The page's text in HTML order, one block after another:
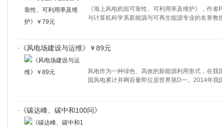
《海上风电机组可靠性、可利用率及维护》，作
与计算机科学系新能源与可再生能源专业的名誉教
· 《风电场建设与运维》￥89元
风电作为一种绿色、高效的新能源利用形式，在我
国风电累计并网容量即位居世界第D一。2014年我
· 《碳达峰、碳中和100问》